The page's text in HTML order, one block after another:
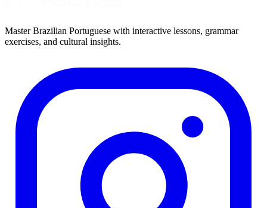
Master Brazilian Portuguese with interactive lessons, grammar
exercises, and cultural insights.